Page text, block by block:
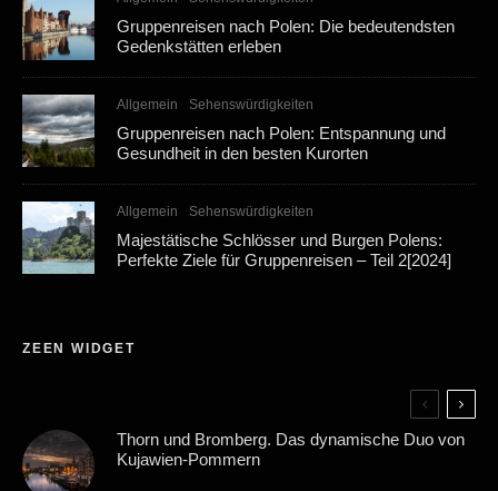
Gruppenreisen nach Polen: Die bedeutendsten
Gedenkstätten erleben
Allgemein Sehenswürdigkeiten
Gruppenreisen nach Polen: Entspannung und
Gesundheit in den besten Kurorten
Allgemein Sehenswürdigkeiten
Majestätische Schlösser und Burgen Polens:
Perfekte Ziele für Gruppenreisen – Teil 2[2024]
ZEEN WIDGET
Thorn und Bromberg. Das dynamische Duo von
Kujawien-Pommern